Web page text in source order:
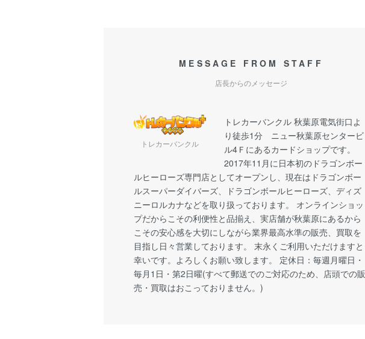
MESSAGE FROM STAFF
店長からのメッセージ
トレカーバンクル
トレカーバンクル 秋葉原電気街口よ
り徒歩1分 ニュー秋葉原センタービ
ル4Ｆにあるカードショップです。
2017年11月に日本初のドラゴンボー
ルヒーローズ専門店としてオープンし、現在はドラゴンボー
ルスーパーダイバーズ、ドラゴンボールヒーローズ、ディズ
ニーロルカナなどを取り扱っております。 オンラインショッ
プだからこその利便性と品揃え、実店舗が秋葉原にあるから
こその安心感を大切にしながら業界最高水準の販売、買取を
目指し日々営業しております。 末永くご利用いただけますと
幸いです。よろしくお願い致します。 定休日：毎週月曜日・
毎月1日・第2日曜(すべて郵送でのご対応のため、店頭での販
売・買取はおこっておりません。)